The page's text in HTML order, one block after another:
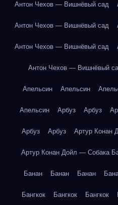
Антон Чехов — Вишнёвый сад
Антон Чехов — Вишнёвый сад
Антон Чехов — Вишнёвый сад
Антон Чехов — Вишнёвый
Апельсин Апельсин
Апельсин Арбуз Арбуз
Арбуз Арбуз Артур Конан
Артур Конан Дойл — Собака
Банан Банан Банан
Бангкок Бангкок Бангкок